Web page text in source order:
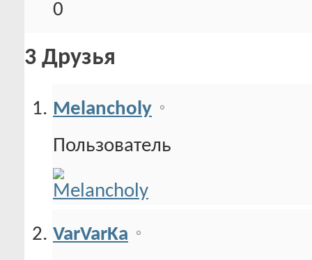
0
3 Друзья
Melancholy
Пользователь
VarVarKa